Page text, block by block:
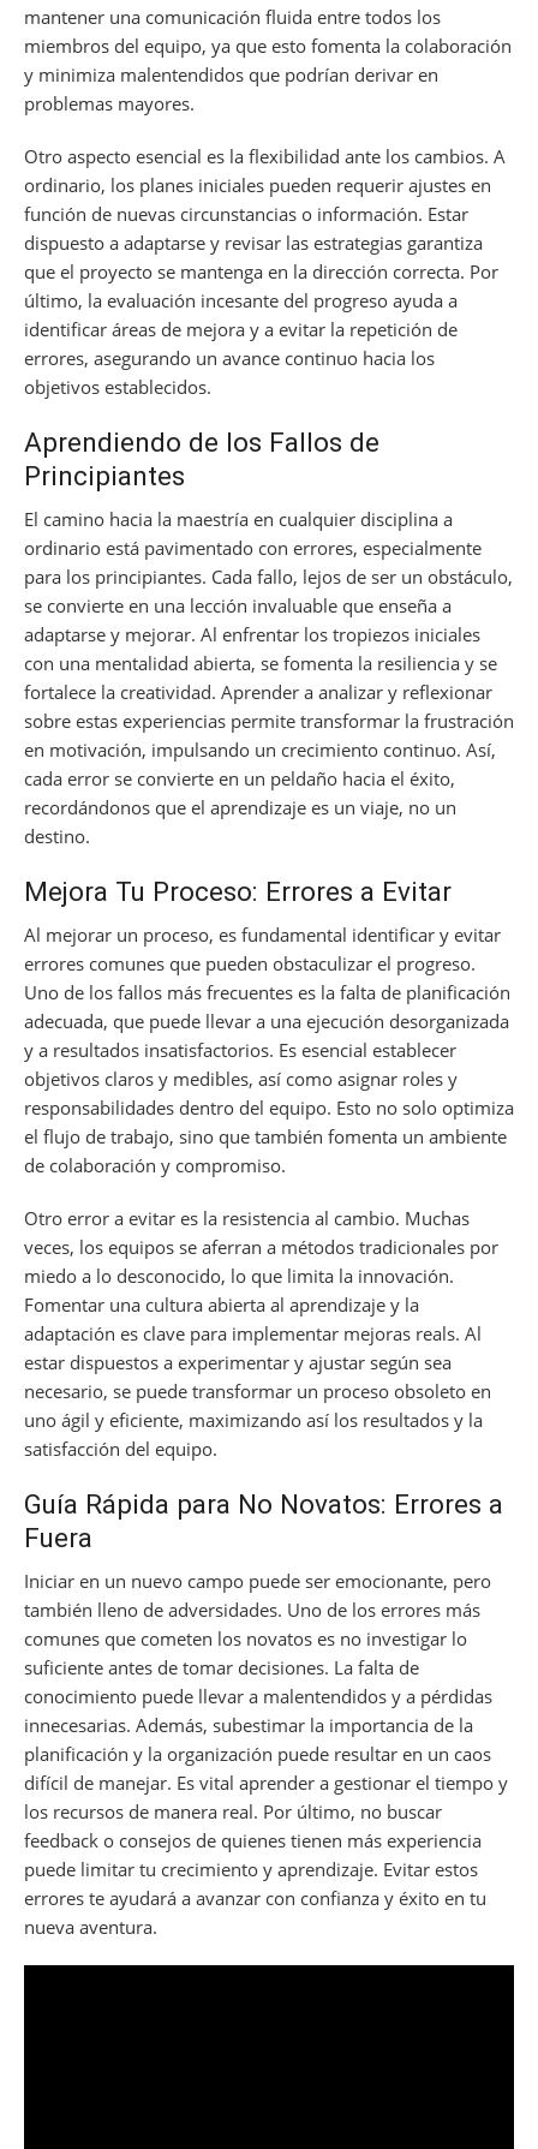
mantener una comunicación fluida entre todos los
miembros del equipo, ya que esto fomenta la colaboración
y minimiza malentendidos que podrían derivar en
problemas mayores.
Otro aspecto esencial es la flexibilidad ante los cambios. A
ordinario, los planes iniciales pueden requerir ajustes en
función de nuevas circunstancias o información. Estar
dispuesto a adaptarse y revisar las estrategias garantiza
que el proyecto se mantenga en la dirección correcta. Por
último, la evaluación incesante del progreso ayuda a
identificar áreas de mejora y a evitar la repetición de
errores, asegurando un avance continuo hacia los
objetivos establecidos.
Aprendiendo de los Fallos de
Principiantes
El camino hacia la maestría en cualquier disciplina a
ordinario está pavimentado con errores, especialmente
para los principiantes. Cada fallo, lejos de ser un obstáculo,
se convierte en una lección invaluable que enseña a
adaptarse y mejorar. Al enfrentar los tropiezos iniciales
con una mentalidad abierta, se fomenta la resiliencia y se
fortalece la creatividad. Aprender a analizar y reflexionar
sobre estas experiencias permite transformar la frustración
en motivación, impulsando un crecimiento continuo. Así,
cada error se convierte en un peldaño hacia el éxito,
recordándonos que el aprendizaje es un viaje, no un
destino.
Mejora Tu Proceso: Errores a Evitar
Al mejorar un proceso, es fundamental identificar y evitar
errores comunes que pueden obstaculizar el progreso.
Uno de los fallos más frecuentes es la falta de planificación
adecuada, que puede llevar a una ejecución desorganizada
y a resultados insatisfactorios. Es esencial establecer
objetivos claros y medibles, así como asignar roles y
responsabilidades dentro del equipo. Esto no solo optimiza
el flujo de trabajo, sino que también fomenta un ambiente
de colaboración y compromiso.
Otro error a evitar es la resistencia al cambio. Muchas
veces, los equipos se aferran a métodos tradicionales por
miedo a lo desconocido, lo que limita la innovación.
Fomentar una cultura abierta al aprendizaje y la
adaptación es clave para implementar mejoras reals. Al
estar dispuestos a experimentar y ajustar según sea
necesario, se puede transformar un proceso obsoleto en
uno ágil y eficiente, maximizando así los resultados y la
satisfacción del equipo.
Guía Rápida para No Novatos: Errores a
Fuera
Iniciar en un nuevo campo puede ser emocionante, pero
también lleno de adversidades. Uno de los errores más
comunes que cometen los novatos es no investigar lo
suficiente antes de tomar decisiones. La falta de
conocimiento puede llevar a malentendidos y a pérdidas
innecesarias. Además, subestimar la importancia de la
planificación y la organización puede resultar en un caos
difícil de manejar. Es vital aprender a gestionar el tiempo y
los recursos de manera real. Por último, no buscar
feedback o consejos de quienes tienen más experiencia
puede limitar tu crecimiento y aprendizaje. Evitar estos
errores te ayudará a avanzar con confianza y éxito en tu
nueva aventura.